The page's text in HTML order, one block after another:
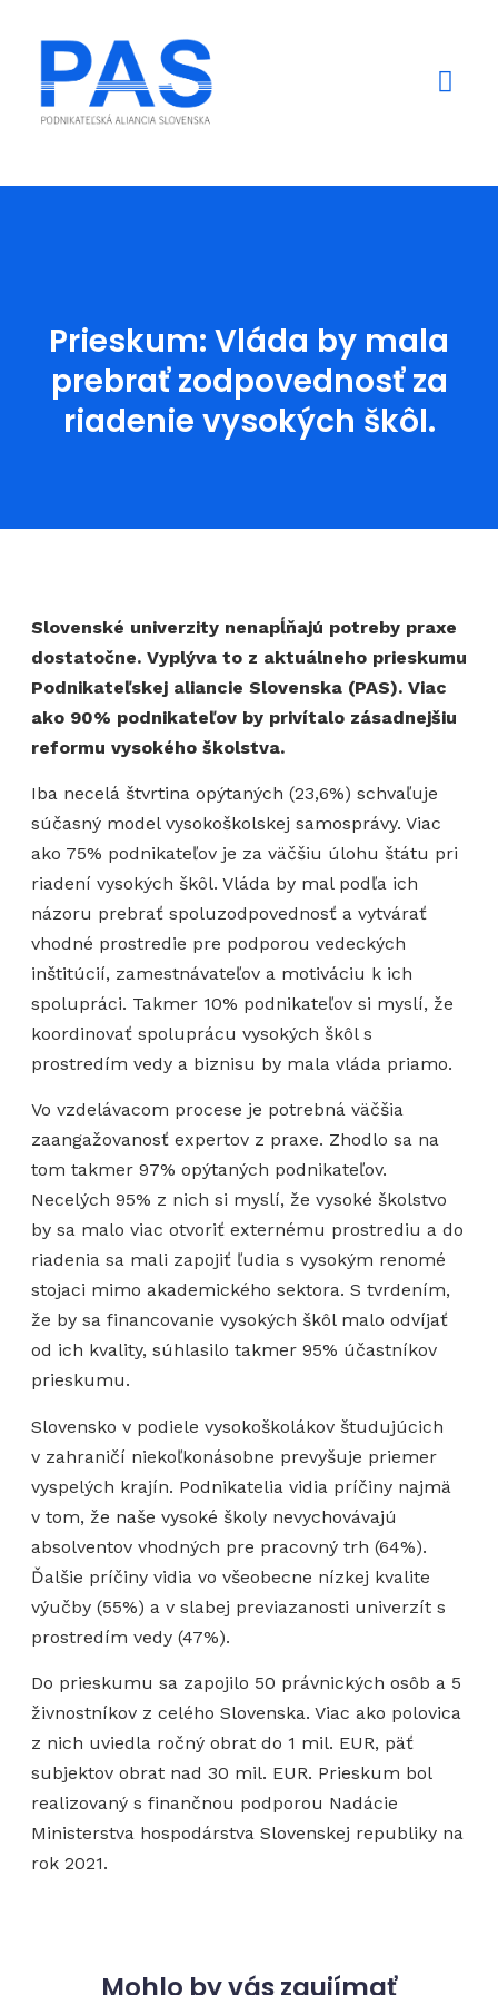
Prieskum: Vláda by mala
prebrať zodpovednosť za
riadenie vysokých škôl.
Slovenské univerzity nenapĺňajú potreby praxe
dostatočne. Vyplýva to z aktuálneho prieskumu
Podnikateľskej aliancie Slovenska (PAS). Viac
ako 90% podnikateľov by privítalo zásadnejšiu
reformu vysokého školstva.
Iba necelá štvrtina opýtaných (23,6%) schvaľuje
súčasný model vysokoškolskej samosprávy. Viac
ako 75% podnikateľov je za väčšiu úlohu štátu pri
riadení vysokých škôl. Vláda by mal podľa ich
názoru prebrať spoluzodpovednosť a vytvárať
vhodné prostredie pre podporou vedeckých
inštitúcií, zamestnávateľov a motiváciu k ich
spolupráci. Takmer 10% podnikateľov si myslí, že
koordinovať spoluprácu vysokých škôl s
prostredím vedy a biznisu by mala vláda priamo.
Vo vzdelávacom procese je potrebná väčšia
zaangažovanosť expertov z praxe. Zhodlo sa na
tom takmer 97% opýtaných podnikateľov.
Necelých 95% z nich si myslí, že vysoké školstvo
by sa malo viac otvoriť externému prostrediu a do
riadenia sa mali zapojiť ľudia s vysokým renomé
stojaci mimo akademického sektora. S tvrdením,
že by sa financovanie vysokých škôl malo odvíjať
od ich kvality, súhlasilo takmer 95% účastníkov
prieskumu.
Slovensko v podiele vysokoškolákov študujúcich
v zahraničí niekoľkonásobne prevyšuje priemer
vyspelých krajín. Podnikatelia vidia príčiny najmä
v tom, že naše vysoké školy nevychovávajú
absolventov vhodných pre pracovný trh (64%).
Ďalšie príčiny vidia vo všeobecne nízkej kvalite
výučby (55%) a v slabej previazanosti univerzít s
prostredím vedy (47%).
Do prieskumu sa zapojilo 50 právnických osôb a 5
živnostníkov z celého Slovenska. Viac ako polovica
z nich uviedla ročný obrat do 1 mil. EUR, päť
subjektov obrat nad 30 mil. EUR. Prieskum bol
realizovaný s finančnou podporou Nadácie
Ministerstva hospodárstva Slovenskej republiky na
rok 2021.
Mohlo by vás zaujímať